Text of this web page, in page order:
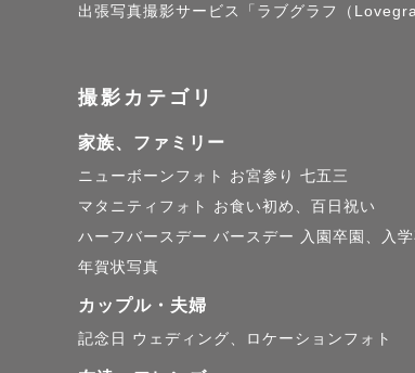
(※
出張写真撮影サービス「ラブグラフ（
撮影カテゴリ
家族、ファミリー
ニューボーンフォト お宮参り 七五三
マタニティフォト
お食い初め、百日祝い
ハーフバースデー バースデー
入園卒園、入
年賀状写真
カップル・夫婦
記念日 ウェディング、ロケーションフォト